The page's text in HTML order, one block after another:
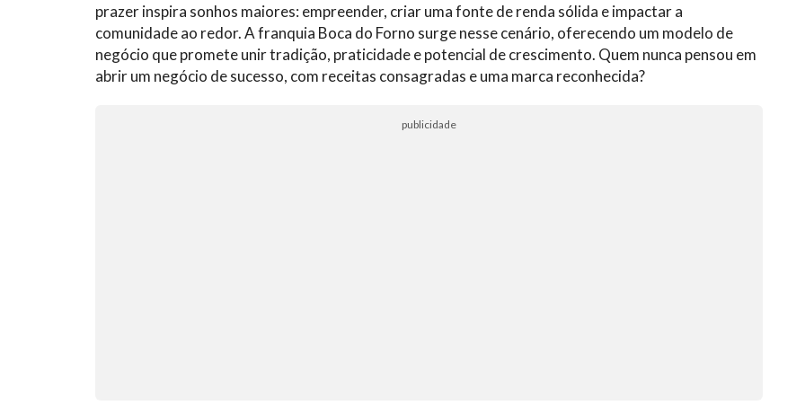
prazer inspira sonhos maiores: empreender, criar uma fonte de renda sólida e impactar a
comunidade ao redor. A franquia Boca do Forno surge nesse cenário, oferecendo um modelo de
negócio que promete unir tradição, praticidade e potencial de crescimento. Quem nunca pensou em
abrir um negócio de sucesso, com receitas consagradas e uma marca reconhecida?
publicidade